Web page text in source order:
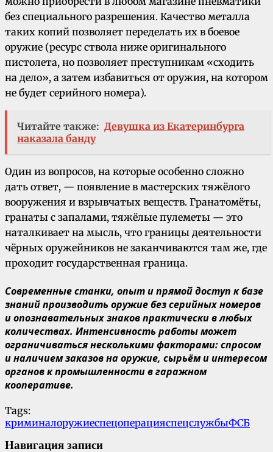
без специального разрешения. Качество металла
таких копий позволяет переделать их в боевое
оружие (ресурс ствола ниже оригинального
пистолета, но позволяет преступникам «сходить
на дело», а затем избавиться от оружия, на котором
не будет серийного номера).
Читайте также: Девушка из Екатеринбурга
наказала банду
Один из вопросов, на которые особенно сложно
дать ответ, — появление в мастерских тяжёлого
вооружения и взрывчатых веществ. Гранатомёты,
гранаты с запалами, тяжёлые пулеметы — это
наталкивает на мысль, что границы деятельности
чёрных оружейников не заканчиваются там же, где
проходит государственная граница.
Современные станки, опыт и прямой доступ к базе
знаний производить оружие без серийных номеров
и опознавательных знаков практически в любых
количествах. Интенсивность работы может
ограничиваться несколькими факторами: спросом
и наличием заказов на оружие, сырьём и интересом
органов к промышленности в гаражном
кооперативе.
Tags:
криминалоружиеспецоперацияспецслужбыФСБ
Навигация записи